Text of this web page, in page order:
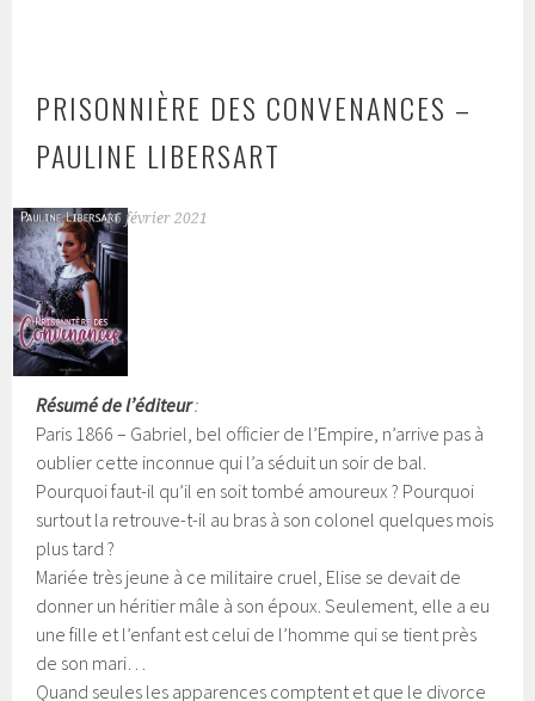
PRISONNIÈRE DES CONVENANCES –
PAULINE LIBERSART
16 février 2021
Résumé de l’éditeur:
Paris 1866 – Gabriel, bel officier de l’Empire, n’arrive pas à
oublier cette inconnue qui l’a séduit un soir de bal.
Pourquoi faut-il qu’il en soit tombé amoureux ? Pourquoi
surtout la retrouve-t-il au bras à son colonel quelques mois
plus tard ?
Mariée très jeune à ce militaire cruel, Elise se devait de
donner un héritier mâle à son époux. Seulement, elle a eu
une fille et l’enfant est celui de l’homme qui se tient près
de son mari…
Quand seules les apparences comptent et que le divorce